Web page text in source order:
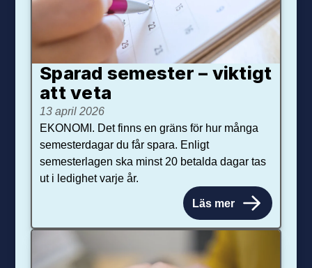
Sparad semester – viktigt
att veta
13 april 2026
EKONOMI. Det finns en gräns för hur många
semesterdagar du får spara. Enligt
semesterlagen ska minst 20 betalda dagar tas
ut i ledighet varje år.
Läs mer